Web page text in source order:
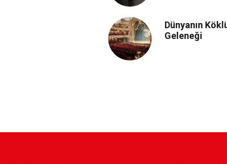
Dünyanın
Geleneği